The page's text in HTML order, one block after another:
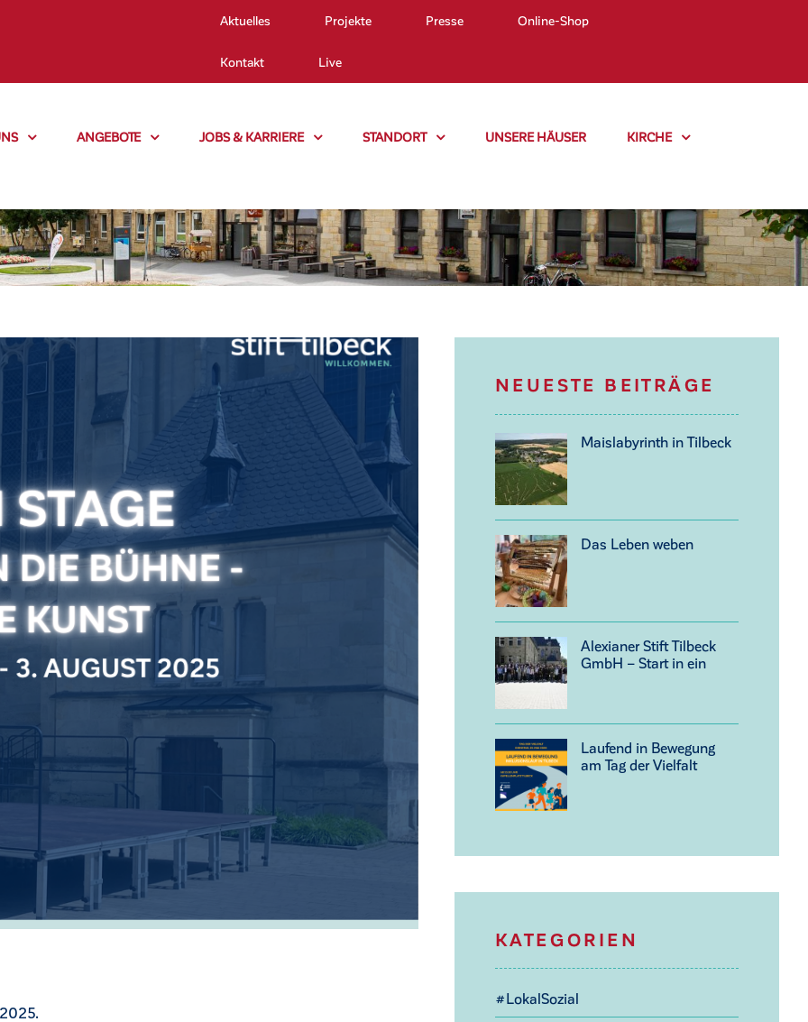
Aktuelles Projekte Presse Online-Shop
Kontakt Live
ANGEBOTE JOBS & KARRIERE STANDORT UNSERE HÄUSER KIRCHE
NEUESTE BEITRÄGE
Maislabyrinth in Tilbeck
Das Leben weben
Alexianer Stift Tilbeck
GmbH – Start in ein
Laufend in Bewegung
am Tag der Vielfalt
KATEGORIEN
#LokalSozial